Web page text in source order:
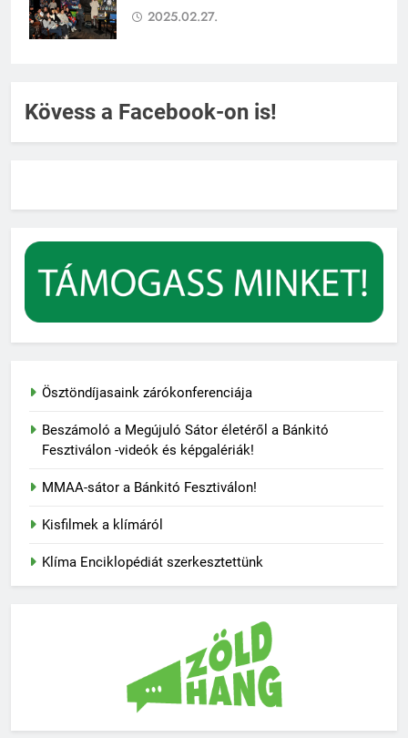
2025.02.27.
Kövess a Facebook-on is!
Ösztöndíjasaink zárókonferenciája
Beszámoló a Megújuló Sátor életéről a Bánkitó
Fesztiválon -videók és képgalériák!
MMAA-sátor a Bánkitó Fesztiválon!
Kisfilmek a klímáról
Klíma Enciklopédiát szerkesztettünk